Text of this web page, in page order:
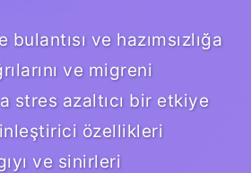
ve hazımsızlığa
ve migreni
stres azaltıcı bir etkiye
özellikleri
ve sinirleri